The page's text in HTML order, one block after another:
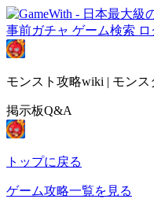
事前ガチャ ゲーム検索
モンスト攻略wiki | モン
掲示板Q&A
トップに戻る
ゲーム攻略一覧を見る